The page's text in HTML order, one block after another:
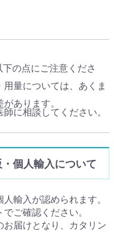
の点にご注意くださ
量については、あくま
あります。
に相談してください。
個人輸入について
輸入が認められます。
ご確認ください。
お届けとなり、カタリン